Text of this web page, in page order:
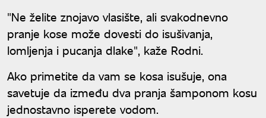
"Ne želite znojavo vlasište, ali svakodnevno
pranje kose može dovesti do isušivanja,
lomljenja i pucanja dlake", kaže Rodni.
Ako primetite da vam se kosa isušuje, ona
savetuje da između dva pranja šamponom kosu
jednostavno isperete vodom.